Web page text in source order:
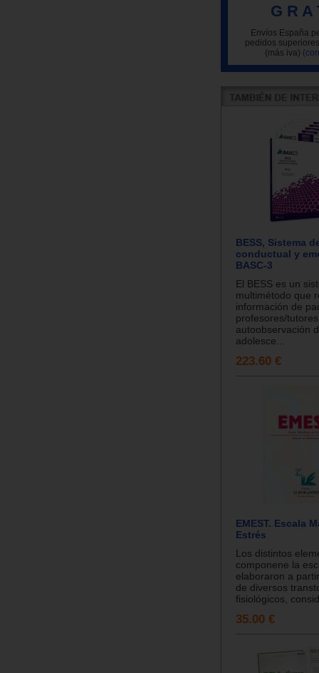
G R A
Envíos España
pedidos
(más iva)
BESS, Sistema
conductual y
BASC-3
El BESS es un
multimétodo que
información de
profesores/
autoobservación
adolesce...
223.60 €
EMEST. Escala
Estrés
Los distintos
componene la
elaboraron a
de diversos
fisiológicos,
35.00 €